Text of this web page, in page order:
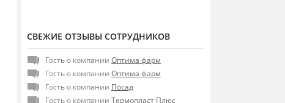
СВЕЖИЕ ОТЗЫВЫ СОТРУДНИКОВ
Гость о компании Оптима фарм
Гость о компании Оптима фарм
Гость о компании Посад
Гость о компании Термопласт Плюс